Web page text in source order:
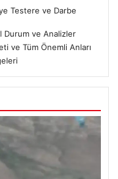
Testere ve Darbe
Durum ve Analizler
ve Tüm Önemli Anları